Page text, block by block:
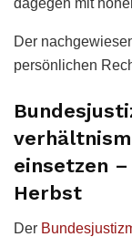
dagegen mit
Der
persönlichen
einsetzen
Herbst
Der